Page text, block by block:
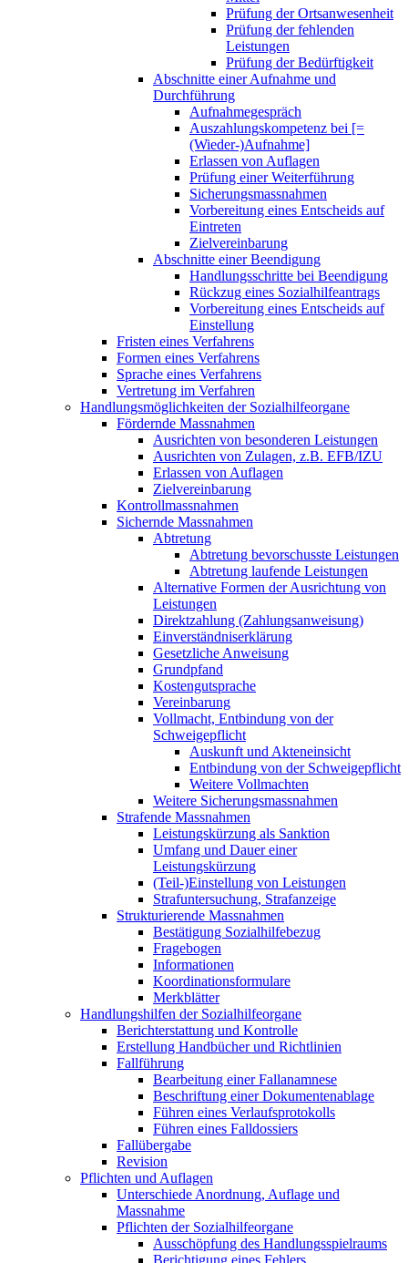
Prüfung der Ortsanwesenheit
Prüfung der fehlenden
Leistungen
Prüfung der Bedürftigkeit
Abschnitte einer Aufnahme und
Durchführung
Aufnahmegespräch
Auszahlungskompetenz bei [=
(Wieder-)Aufnahme]
Erlassen von Auflagen
Prüfung einer Weiterführung
Sicherungsmassnahmen
Vorbereitung eines Entscheids auf
Eintreten
Zielvereinbarung
Abschnitte einer Beendigung
Handlungsschritte bei Beendigung
Rückzug eines Sozialhilfeantrags
Vorbereitung eines Entscheids auf
Einstellung
Fristen eines Verfahrens
Formen eines Verfahrens
Sprache eines Verfahrens
Vertretung im Verfahren
Handlungsmöglichkeiten der Sozialhilfeorgane
Fördernde Massnahmen
Ausrichten von besonderen Leistungen
Ausrichten von Zulagen, z.B. EFB/IZU
Erlassen von Auflagen
Zielvereinbarung
Kontrollmassnahmen
Sichernde Massnahmen
Abtretung
Abtretung bevorschusste Leistungen
Abtretung laufende Leistungen
Alternative Formen der Ausrichtung von
Leistungen
Direktzahlung (Zahlungsanweisung)
Einverständniserklärung
Gesetzliche Anweisung
Grundpfand
Kostengutsprache
Vereinbarung
Vollmacht, Entbindung von der
Schweigepflicht
Auskunft und Akteneinsicht
Entbindung von der Schweigepflicht
Weitere Vollmachten
Weitere Sicherungsmassnahmen
Strafende Massnahmen
Leistungskürzung als Sanktion
Umfang und Dauer einer
Leistungskürzung
(Teil-)Einstellung von Leistungen
Strafuntersuchung, Strafanzeige
Strukturierende Massnahmen
Bestätigung Sozialhilfebezug
Fragebogen
Informationen
Koordinationsformulare
Merkblätter
Handlungshilfen der Sozialhilfeorgane
Berichterstattung und Kontrolle
Erstellung Handbücher und Richtlinien
Fallführung
Bearbeitung einer Fallanamnese
Beschriftung einer Dokumentenablage
Führen eines Verlaufsprotokolls
Führen eines Falldossiers
Fallübergabe
Revision
Pflichten und Auflagen
Unterschiede Anordnung, Auflage und
Massnahme
Pflichten der Sozialhilfeorgane
Ausschöpfung des Handlungsspielraums
Berichtigung eines Fehlers